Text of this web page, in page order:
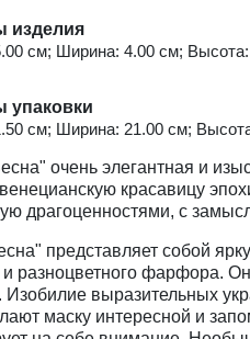
изделия
см; Ширина: 4.00 см; Высота:
упаковки
см; Ширина: 21.00 см;
очень элегантная и
красавицу
драгоценностями, с
представляет собой
и разноцветного фарфора.
Изобилие выразительных
маску интересной и